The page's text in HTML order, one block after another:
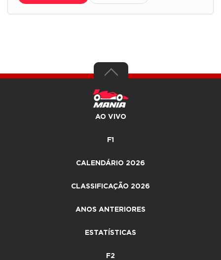
AO VIVO
F1
CALENDÁRIO 2026
CLASSIFICAÇÃO 2026
ANOS ANTERIORES
ESTATÍSTICAS
F2